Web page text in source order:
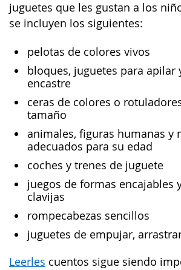
juguetes que les gustan a los
se incluyen los siguientes:
pelotas de colores vivos
bloques, juguetes para apilar
encastre
ceras de colores o
tamaño
animales, figuras humanas y
adecuados para su edad
coches y trenes de juguete
juegos de formas encajables
clavijas
rompecabezas sencillos
juguetes de empujar,
Leerles cuentos sigue siendo